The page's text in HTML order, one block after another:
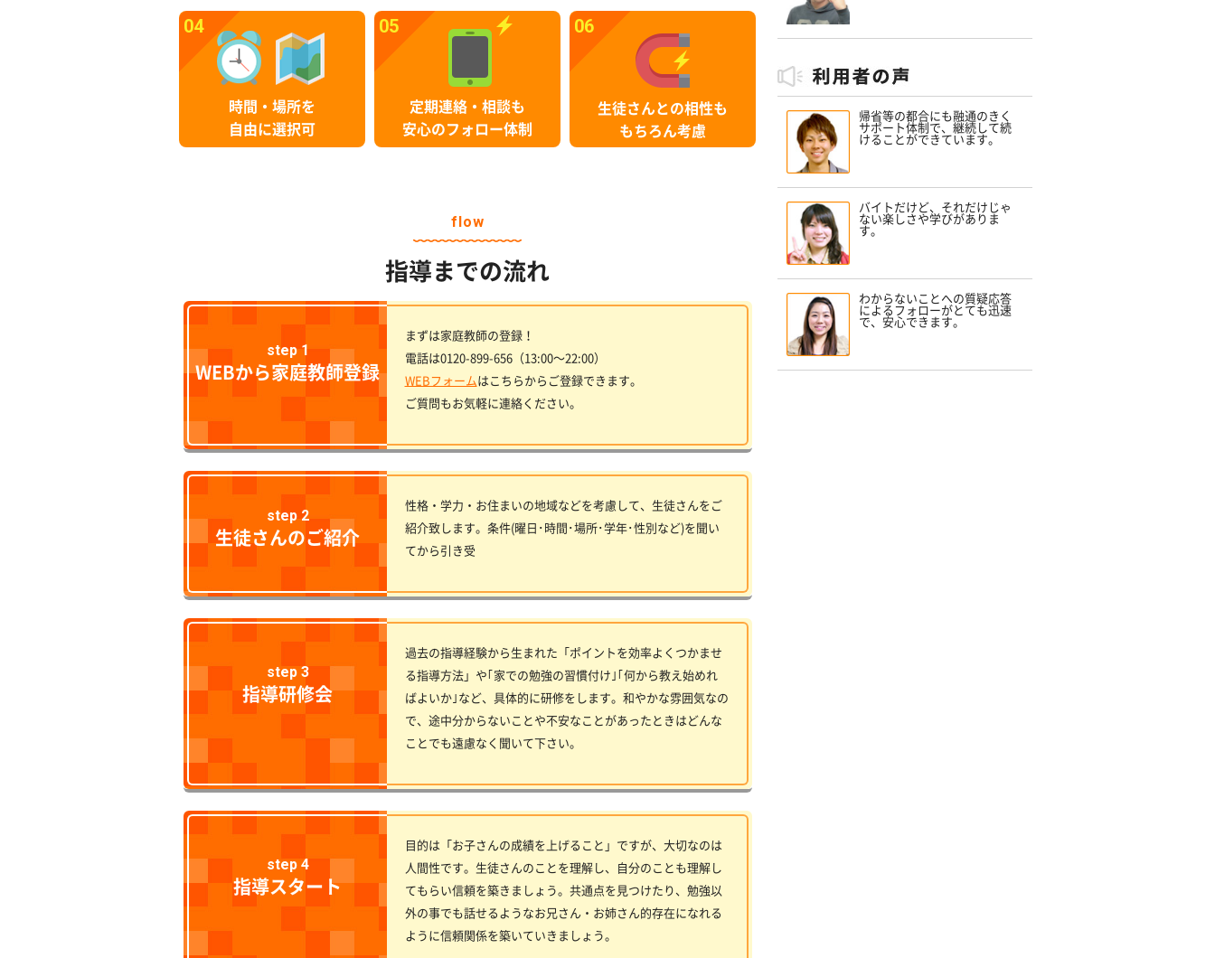
04
時間・場所を
自由に選択可
05
定期連絡・相談も
安心のフォロー体制
06
生徒さんとの相性も
もちろん考慮
flow
指導までの流れ
step 1
WEBから家庭教師登録
まずは家庭教師の登録！
電話は0120-899-656（13:00〜22:00）
WEBフォームはこちらからご登録できます。
ご質問もお気軽に連絡ください。
step 2
生徒さんのご紹介
性格・学力・お住まいの地域などを考慮して、生徒さんをご
紹介致します。条件(曜日･時間･場所･学年･性別など)を聞い
てから引き受
step 3
指導研修会
過去の指導経験から生まれた「ポイントを効率よくつかませ
る指導方法」や｢家での勉強の習慣付け｣｢何から教え始めれ
ばよいか｣など、具体的に研修をします。和やかな雰囲気なの
で、途中分からないことや不安なことがあったときはどんな
ことでも遠慮なく聞いて下さい。
step 4
指導スタート
目的は「お子さんの成績を上げること」ですが、大切なのは
人間性です。生徒さんのことを理解し、自分のことも理解し
てもらい信頼を築きましょう。共通点を見つけたり、勉強以
外の事でも話せるようなお兄さん・お姉さん的存在になれる
ように信頼関係を築いていきましょう。
帰省等の都合にも融通のきく
サポート体制で、継続して続
けることができています。
バイトだけど、それだけじゃ
ない楽しさや学びがありま
す。
わからないことへの質疑応答
によるフォローがとても迅速
で、安心できます。